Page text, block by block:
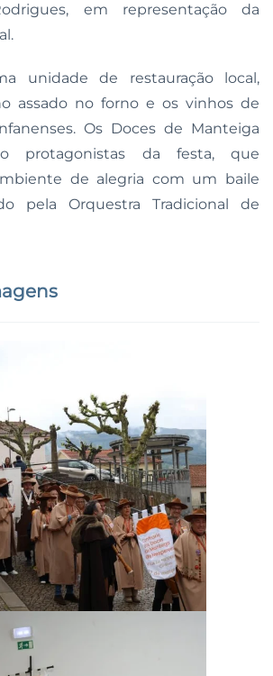
em representação da
unidade de restauração local,
assado no forno e os vinhos de
Os Doces de Manteiga
protagonistas da festa, que
de alegria com um baile
pela Orquestra Tradicional de
Ampliar